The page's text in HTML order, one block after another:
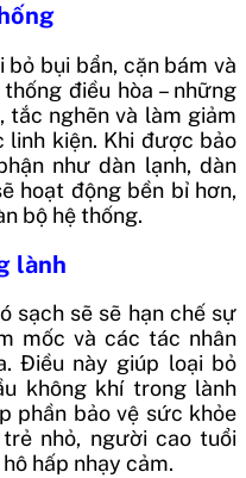
bụi bẩn, cặn bám và
điều hòa – những
tắc nghẽn và làm giảm
linh kiện. Khi được bảo
như dàn lạnh, dàn
hoạt động bền bỉ hơn,
bộ hệ thống.
lành
sạch sẽ sẽ hạn chế sự
mốc và các tác nhân
Điều này giúp loại bỏ
không khí trong lành
phần bảo vệ sức khỏe
nhỏ, người cao tuổi
hấp nhạy cảm.